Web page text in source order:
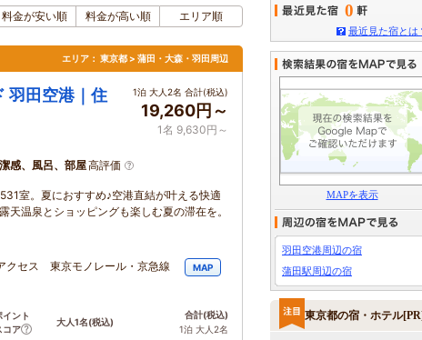
料金が安い順 料金が高い順 エリア順
エリア： 東京都 > 蒲田・大森・羽田周辺
羽田空港｜住
1泊 大人2名 合計(税込)
19,260円～
1名 9,630円～
感、風呂、部屋高評価
室。夏におすすめ♪空港直結が叶える快適
温泉とショッピングも楽しむ夏の滞在を。
クセス 東京モノレール・京急線
MAP
ント
コア
大人1名(税込)
合計(税込)
1泊 大人2名
0
最近見た宿とは
MAPを表示
羽田空港周辺の宿
蒲田駅周辺の宿
東京都の宿・ホテル